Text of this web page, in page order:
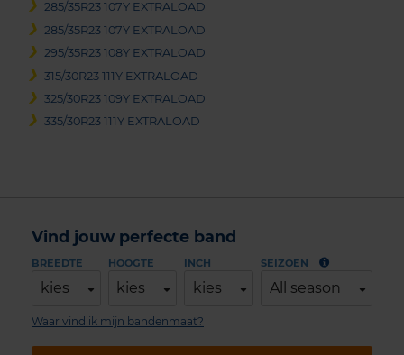
285/35R23 107Y EXTRALOAD
285/35R23 107Y EXTRALOAD
295/35R23 108Y EXTRALOAD
315/30R23 111Y EXTRALOAD
325/30R23 109Y EXTRALOAD
335/30R23 111Y EXTRALOAD
Vind jouw perfecte band
BREEDTE
kies
HOOGTE
kies
INCH
kies
SEIZOEN
All season
Waar vind ik mijn bandenmaat?